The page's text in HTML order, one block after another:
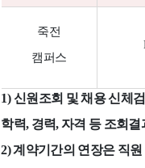
죽전
캠퍼스
1) 신원조회 및 채용 신체
학력, 경력,자격 등 조회결
2)계약기간의 연장은 직원